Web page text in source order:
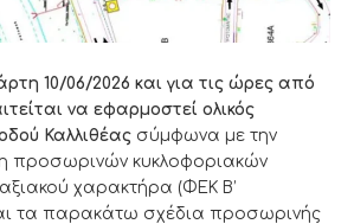
10/06/2026 και για τις ώρες από
να εφαρμοστεί ολικός
Καλλιθέας σύμφωνα με την
προσωρινών κυκλοφοριακών
χαρακτήρα (ΦΕΚ B’
τα παρακάτω σχέδια προσωρινής